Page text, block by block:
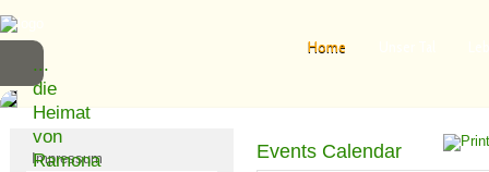
Home
...
die
Heimat
von
Ramona
Impressum
Events Calendar